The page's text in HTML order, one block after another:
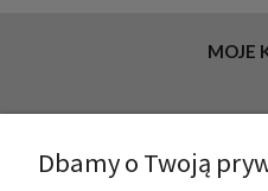
MOJE
Dbamy o Twoją